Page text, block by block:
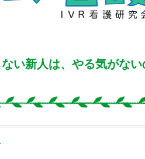
い新人は、やる気がない